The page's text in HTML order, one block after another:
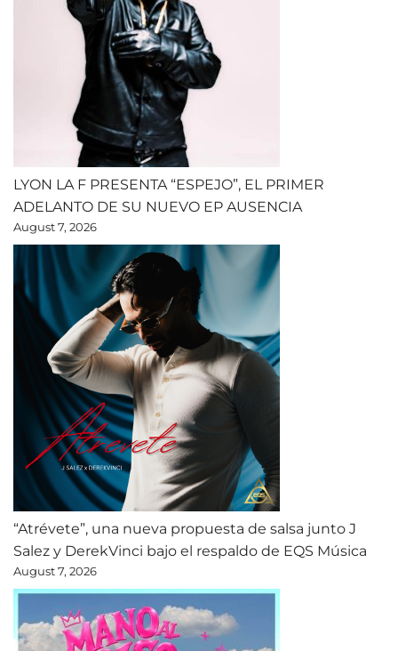
LYON LA F PRESENTA “ESPEJO”, EL PRIMER
ADELANTO DE SU NUEVO EP AUSENCIA
August 7, 2026
“Atrévete”, una nueva propuesta de salsa junto J
Salez y DerekVinci bajo el respaldo de EQS Música
August 7, 2026